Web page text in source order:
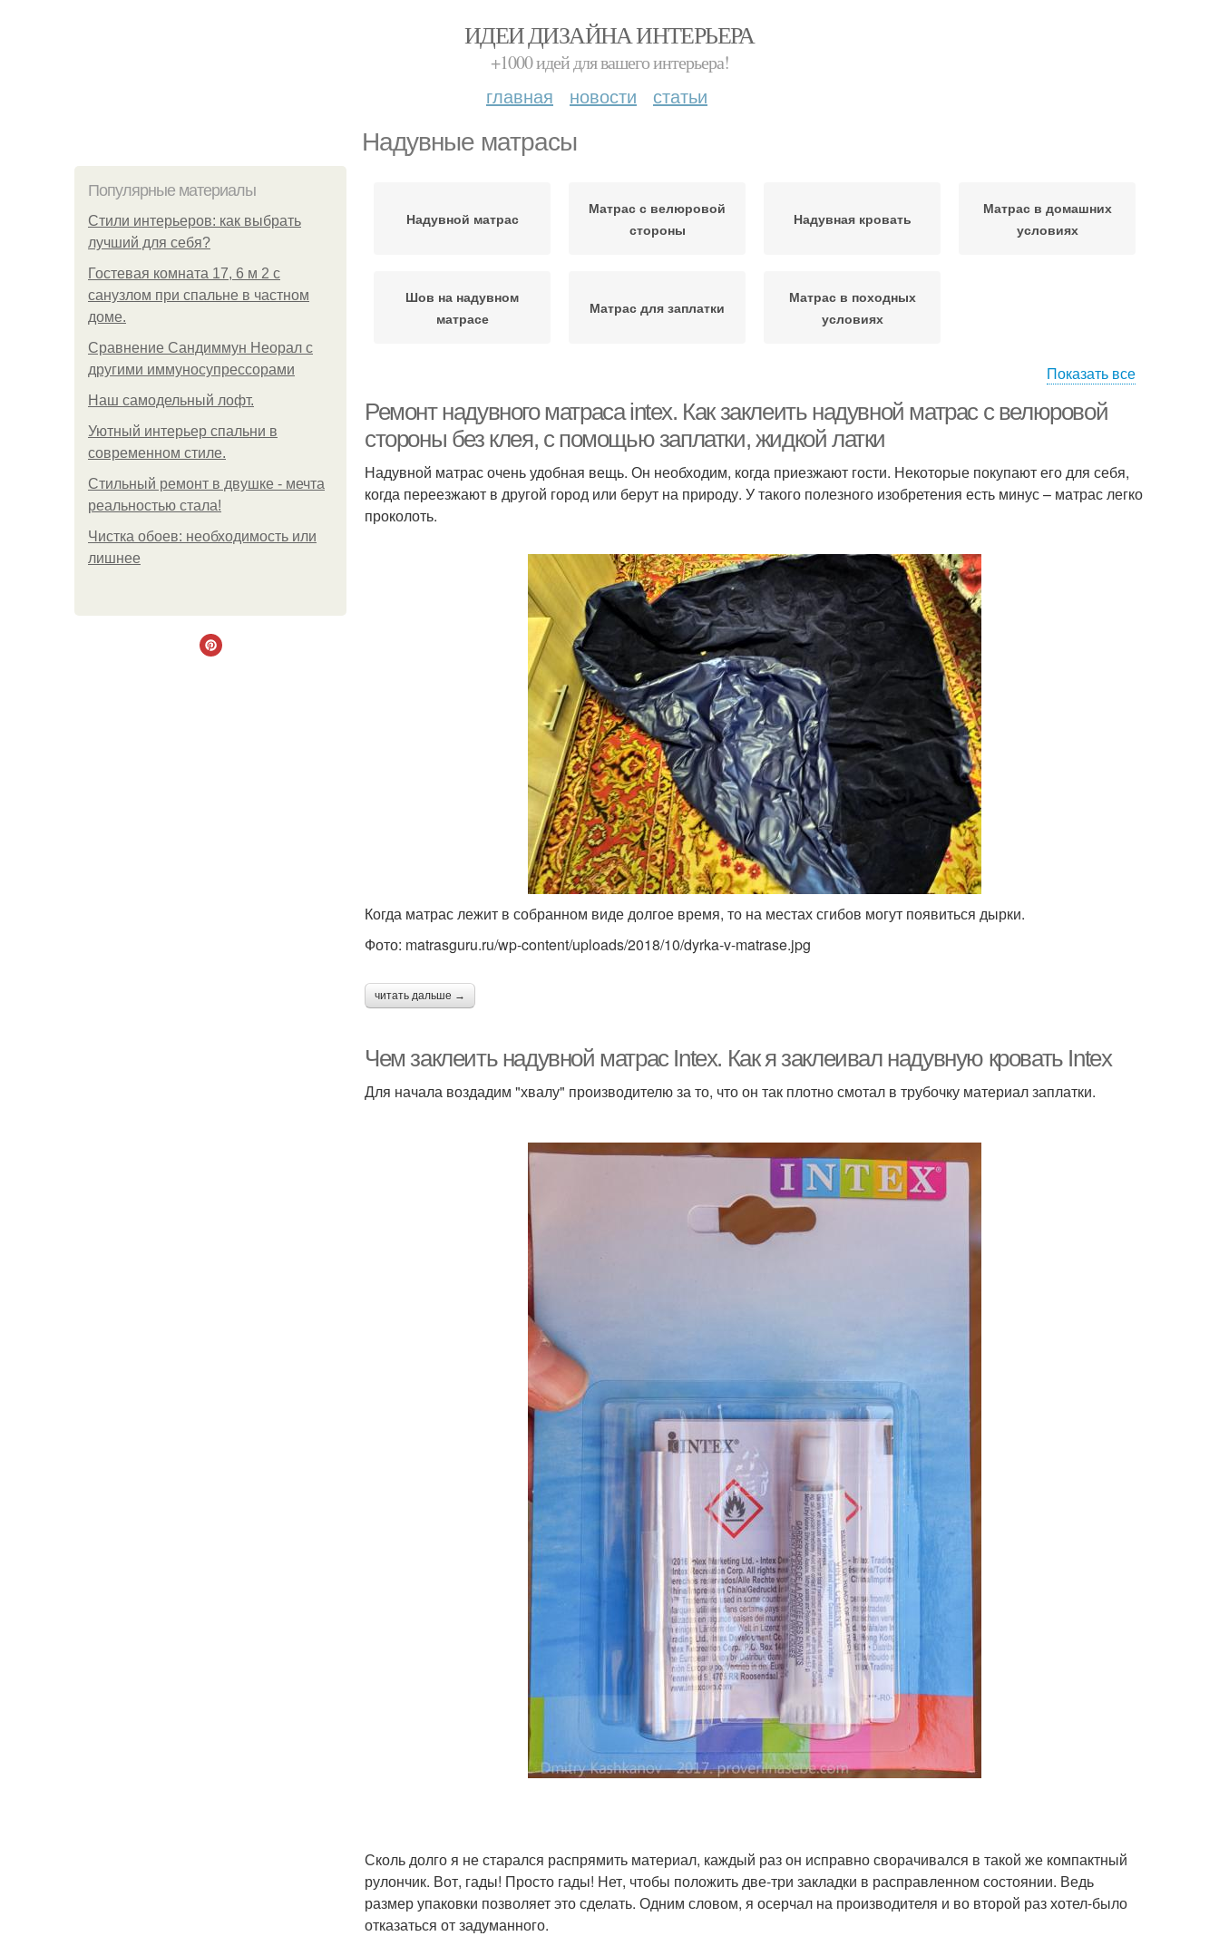
ИДЕИ ДИЗАЙНА ИНТЕРЬЕРА
+1000 идей для вашего интерьера!
главная новости статьи
Надувные матрасы
Популярные материалы
Стили интерьеров: как выбрать
лучший для себя?
Гостевая комната 17, 6 м 2 с
санузлом при спальне в частном
доме.
Сравнение Сандиммун Неорал с
другими иммуносупрессорами
Наш самодельный лофт.
Уютный интерьер спальни в
современном стиле.
Стильный ремонт в двушке - мечта
реальностью стала!
Чистка обоев: необходимость или
лишнее
Надувной матрас
Матрас с велюровой
стороны
Надувная кровать
Матрас в домашних
условиях
Шов на надувном
матрасе
Матрас для заплатки
Матрас в походных
условиях
Показать все
Ремонт надувного матраса intex. Как заклеить надувной матрас с велюровой
стороны без клея, с помощью заплатки, жидкой латки
Надувной матрас очень удобная вещь. Он необходим, когда приезжают гости. Некоторые покупают его для себя,
когда переезжают в другой город или берут на природу. У такого полезного изобретения есть минус – матрас легко
проколоть.
Когда матрас лежит в собранном виде долгое время, то на местах сгибов могут появиться дырки.
Фото: matrasguru.ru/wp-content/uploads/2018/10/dyrka-v-matrase.jpg
читать дальше →
Чем заклеить надувной матрас Intex. Как я заклеивал надувную кровать Intex
Для начала воздадим "хвалу" производителю за то, что он так плотно смотал в трубочку материал заплатки.
Сколь долго я не старался распрямить материал, каждый раз он исправно сворачивался в такой же компактный
рулончик. Вот, гады! Просто гады! Нет, чтобы положить две-три закладки в расправленном состоянии. Ведь
размер упаковки позволяет это сделать. Одним словом, я осерчал на производителя и во второй раз хотел-было
отказаться от задуманного.